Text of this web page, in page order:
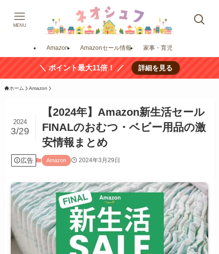
MENU
Amazon Amazonセール情報 家事・育児
＼ ポイント最大11倍！ ／ 詳細を見る
ホーム Amazon
【2024年】Amazon新生活セール
FINALのおむつ・ベビー用品の激
安情報まとめ
2024
3/29
広告 Amazon 2024年3月29日